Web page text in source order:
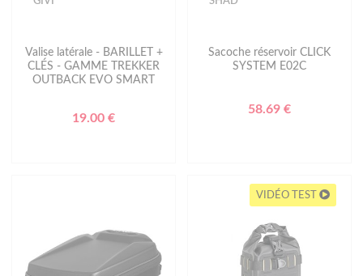
Valise latérale - BARILLET +
CLÉS - GAMME TREKKER
OUTBACK EVO SMART
19.00 €
Sacoche réservoir CLICK
SYSTEM E02C
58.69 €
VIDÉO TEST